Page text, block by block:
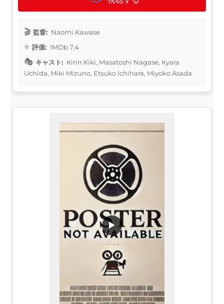
監督: Naomi Kawase
評価: IMDb 7.4
キャスト: Kirin Kiki, Masatoshi Nagase, Kyara
Uchida, Miki Mizuno, Etsuko Ichihara, Miyoko Asada
▶